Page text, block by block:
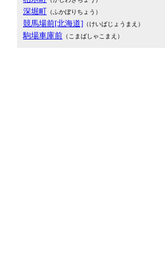
深堀町 （ふかぼりちょう）
競馬場前[北海道] （けいばじょうまえ）
駒場車庫前 （こまばしゃこまえ）